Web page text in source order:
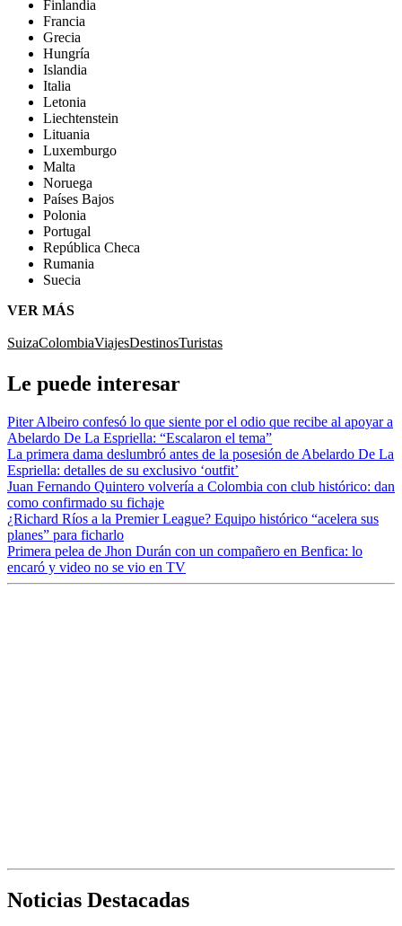
Finlandia
Francia
Grecia
Hungría
Islandia
Italia
Letonia
Liechtenstein
Lituania
Luxemburgo
Malta
Noruega
Países Bajos
Polonia
Portugal
República Checa
Rumania
Suecia
VER MÁS
SuizaColombiaViajesDestinosTuristas
Le puede interesar
Piter Albeiro confesó lo que siente por el odio que recibe al apoyar a
Abelardo De La Espriella: “Escalaron el tema”
La primera dama deslumbró antes de la posesión de Abelardo De La
Espriella: detalles de su exclusivo ‘outfit’
Juan Fernando Quintero volvería a Colombia con club histórico: dan
como confirmado su fichaje
¿Richard Ríos a la Premier League? Equipo histórico “acelera sus
planes” para ficharlo
Primera pelea de Jhon Durán con un compañero en Benfica: lo
encaró y video no se vio en TV
Noticias Destacadas